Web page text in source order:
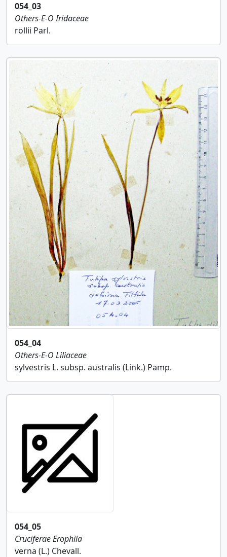
054_03
Others-E-O Iridaceae
rollii Parl.
054_04
Others-E-O Liliaceae
sylvestris L. subsp. australis (Link.) Pamp.
054_05
CruciferaeErophila
verna (L.) Chevall.